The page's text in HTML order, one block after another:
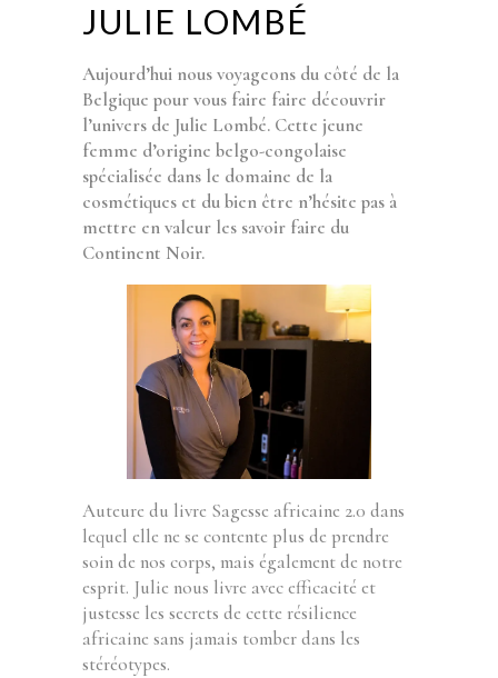
JULIE LOMBÉ
Aujourd’hui nous voyageons du côté de la
Belgique pour vous faire faire découvrir
l’univers de Julie Lombé. Cette jeune
femme d’origine belgo-congolaise
spécialisée dans le domaine de la
cosmétiques et du bien être n’hésite pas à
mettre en valeur les savoir faire du
Continent Noir.
Auteure du livre Sagesse africaine 2.0 dans
lequel elle ne se contente plus de prendre
soin de nos corps, mais également de notre
esprit. Julie nous livre avec efficacité et
justesse les secrets de cette résilience
africaine sans jamais tomber dans les
stéréotypes.